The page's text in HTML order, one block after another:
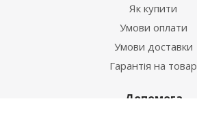
Як купити
Умови оплати
Умови доставки
Гарантія на товар
Допомога